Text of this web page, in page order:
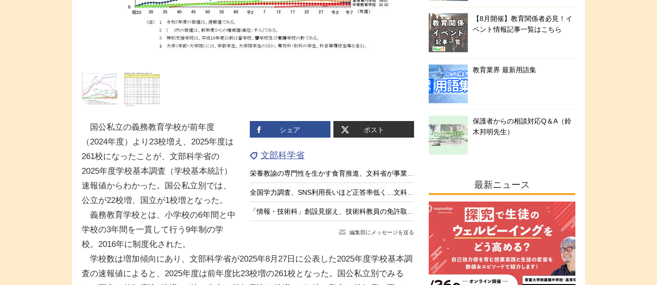
シェア ポスト
文部科学省
栄養教諭の専門性を生かす食育推進、文科省が事業公募
全国学力調査、SNS利用長いほど正答率低く…文科相8/4会見
「情報・技術科」創設見据え、技術科教員の免許取得講座を全国実施…兵庫教育大
編集部にメッセージを送る
国公私立の義務教育学校が前年度
（2024年度）より23校増え、2025年度は
261校になったことが、文部科学省の
2025年度学校基本調査（学校基本統計）
速報値からわかった。国公私立別では、
公立が22校増、国立が1校増となった。
義務教育学校とは、小学校の6年間と中
学校の3年間を一貫して行う9年制の学
校。2016年に制度化された。
学校数は増加傾向にあり、文部科学省が2025年8月27日に公表した2025年度学校基本調
査の速報値によると、2025年度は前年度比23校増の261校となった。国公私立別でみる
【8月開催】教育関係者必見！イ
ベント情報記事一覧はこちら
教育業界 最新用語集
保護者からの相談対応Q＆A（鈴
木邦明先生）
最新ニュース